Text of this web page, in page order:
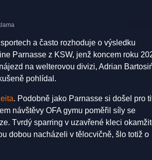
a často rozhoduje o výsledku
Parnasse z KSW, jenž koncem roku
na welterovou divizi, Adrian
pohlídal.
. Podobně jako Parnasse si došel pro
návštěvy OFA gymu poměřil síly se
Tvrdý sparring v uzavřené kleci
dobou nacházeli v tělocvičně, šlo totiž o